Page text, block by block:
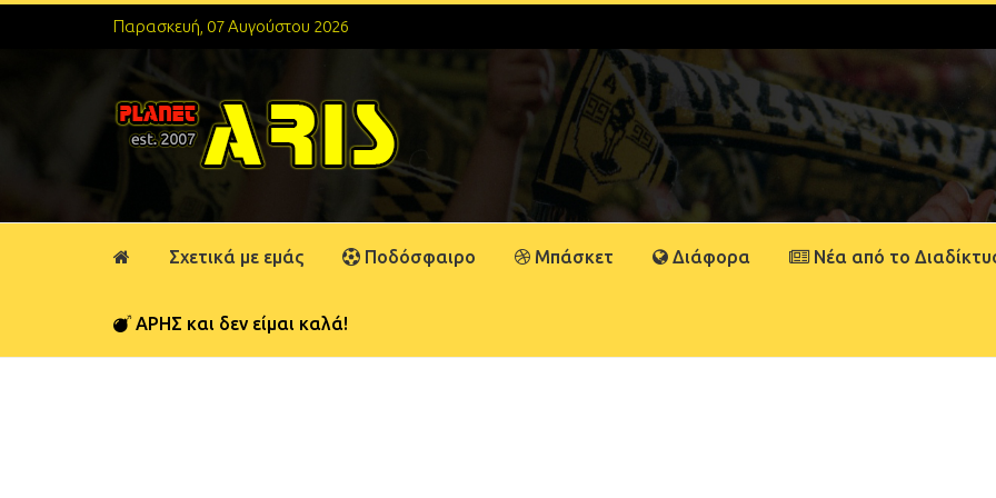
Παρασκευή, 07 Αυγούστου 2026
Σχετικά με εμάς Ποδόσφαιρο Μπάσκετ Διάφορα Νέα από το
ΑΡΗΣ και δεν είμαι καλά!